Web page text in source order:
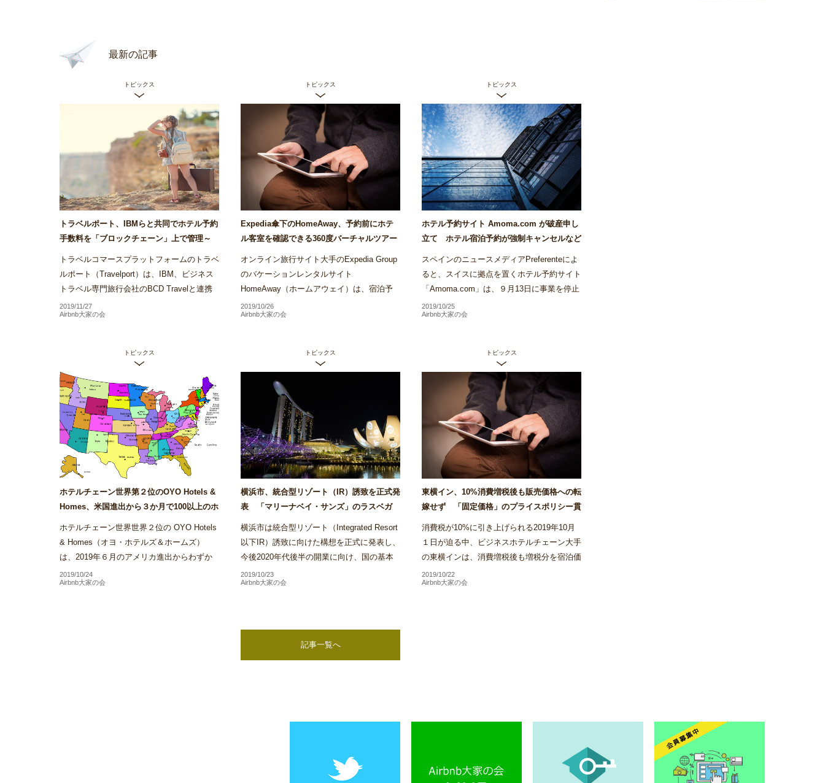
最新の記事
トピックス
トラベルポート、IBMらと共同でホテル予約
手数料を「ブロックチェーン」上で管理～
トラベルコマースプラットフォームのトラベ
ルポート（Travelport）は、IBM、ビジネス
トラベル専門旅行会社のBCD Travelと連携
し、ブロックチェーンを活用したホテル予約
手数料の管理プラット...
2019/11/27
Airbnb大家の会
トピックス
Expedia傘下のHomeAway、予約前にホテ
ル客室を確認できる360度バーチャルツアー
の運用をバリでローンチ～Airstair
オンライン旅行サイト大手のExpedia Group
のバケーションレンタルサイト
HomeAway（ホームアウェイ）は、宿泊予
約を行う前にホテル客室内を360度確認でき
るバーチャルツアーの運用をバリでス...
2019/10/26
Airbnb大家の会
トピックス
ホテル予約サイト Amoma.com が破産申し
立て ホテル宿泊予約が強制キャンセルなど
スペインのニュースメディアPreferenteによ
ると、スイスに拠点を置くホテル予約サイト
「Amoma.com」は、９月13日に事業を停止
し破産申し立てを行ったことがわかった。
Amomaは、2013年に創業...
2019/10/25
Airbnb大家の会
トピックス
ホテルチェーン世界第２位のOYO Hotels &
Homes、米国進出から３か月で100以上のホ
テルを展開～Airstair
ホテルチェーン世界世界２位の OYO Hotels
& Homes（オヨ・ホテルズ＆ホームズ）
は、2019年６月のアメリカ進出からわずか
３か月で同社が展開するホテル施設数がアメ
リカ国内だけで100を...
2019/10/24
Airbnb大家の会
トピックス
横浜市、統合型リゾート（IR）誘致を正式発
表 「マリーナベイ・サンズ」のラスベガ
ス・サンズも参入意欲～Airstair
横浜市は統合型リゾート（Integrated Resort
以下IR）誘致に向けた構想を正式に発表し、
今後2020年代後半の開業に向け、国の基本
方針を受けた実施方針の策定やIR事業者決定
といった本格的な検...
2019/10/23
Airbnb大家の会
トピックス
東横イン、10%消費増税後も販売価格への転
嫁せず 「固定価格」のプライスポリシー貫
く方針～Airstair
消費税が10%に引き上げられる2019年10月
１日が迫る中、ビジネスホテルチェーン大手
の東横インは、消費増税後も増税分を宿泊価
格に上乗せする目的での料金改定は実施しな
い方針であることを明...
2019/10/22
Airbnb大家の会
記事一覧へ